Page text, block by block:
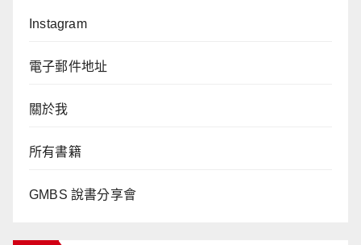
Instagram
電子郵件地址
關於我
所有書籍
GMBS 說書分享會